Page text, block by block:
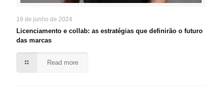
19 de junho de 2024
Licenciamento e collab: as estratégias que definirão o futuro
das marcas
Read more